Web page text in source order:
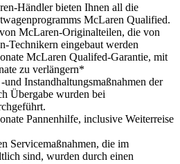
Händler bieten Ihnen all die
McLaren Qualified.
McLaren-Originalteilen, die von
Technikern eingebaut werden
McLaren Qualifed-Garantie, mit
zu verlängern*
Instandhaltungsmaßnahmen der
Übergabe wurden bei
Pannenhilfe, inclusive Weiterreise
Servicemaßnahmen, die im
sind, wurden durch einen